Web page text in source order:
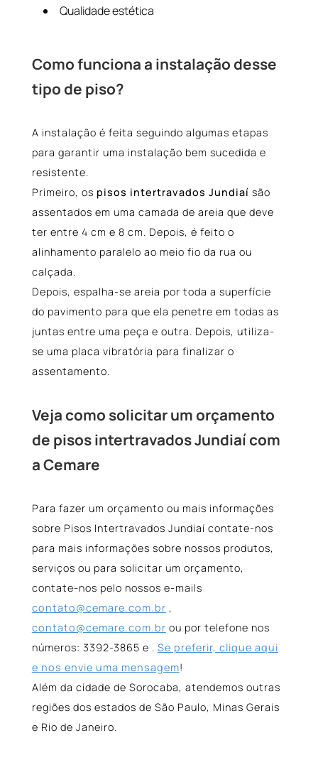
Qualidade estética
Como funciona a instalação desse
tipo de piso?
A instalação é feita seguindo algumas etapas
para garantir uma instalação bem sucedida e
resistente.
Primeiro, os pisos intertravados Jundiaí são
assentados em uma camada de areia que deve
ter entre 4 cm e 8 cm. Depois, é feito o
alinhamento paralelo ao meio fio da rua ou
calçada.
Depois, espalha-se areia por toda a superfície
do pavimento para que ela penetre em todas as
juntas entre uma peça e outra. Depois, utiliza-
se uma placa vibratória para finalizar o
assentamento.
Veja como solicitar um orçamento
de pisos intertravados Jundiaí com
a Cemare
Para fazer um orçamento ou mais informações
sobre Pisos Intertravados Jundiaí contate-nos
para mais informações sobre nossos produtos,
serviços ou para solicitar um orçamento,
contate-nos pelo nossos e-mails
contato@cemare.com.br ,
contato@cemare.com.br ou por telefone nos
números: 3392-3865 e . Se preferir, clique aqui
e nos envie uma mensagem!
Além da cidade de Sorocaba, atendemos outras
regiões dos estados de São Paulo, Minas Gerais
e Rio de Janeiro.